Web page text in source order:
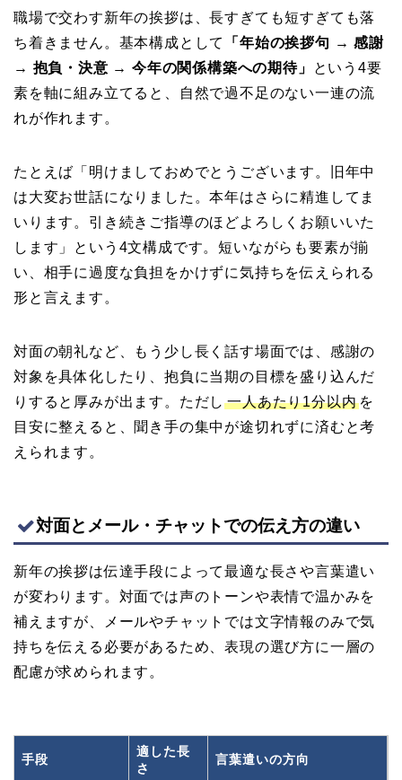
職場で交わす新年の挨拶は、長すぎても短すぎても落
ち着きません。基本構成として
「年始の挨拶句 → 感謝
→ 抱負・決意 → 今年の関係構築への期待」
という4要
素を軸に組み立てると、自然で過不足のない一連の流
れが作れます。
たとえば「明けましておめでとうございます。旧年中
は大変お世話になりました。本年はさらに精進してま
いります。引き続きご指導のほどよろしくお願いいた
します」という4文構成です。短いながらも要素が揃
い、相手に過度な負担をかけずに気持ちを伝えられる
形と言えます。
対面の朝礼など、もう少し長く話す場面では、感謝の
対象を具体化したり、抱負に当期の目標を盛り込んだ
りすると厚みが出ます。ただし一人あたり1分以内 を
目安に整えると、聞き手の集中が途切れずに済むと考
えられます。
対面とメール・チャットでの伝え方の違い
新年の挨拶は伝達手段によって最適な長さや言葉遣い
が変わります。対面では声のトーンや表情で温かみを
補えますが、メールやチャットでは文字情報のみで気
持ちを伝える必要があるため、表現の選び方に一層の
配慮が求められます。
手段
適した長
さ
言葉遣いの方向